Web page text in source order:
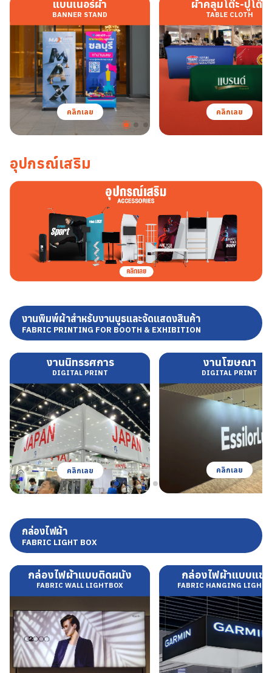
แบนเนอร์ผ้า
BANNER STAND
คลิกเลย
ผ้าคลุมโต๊ะ-ปูโต๊ะ
TABLE CLOTH
คลิกเลย
อุปกรณ์เสริม
งานพิมพ์ผ้าสำหรับงานบูธและจัดแสดงสินค้า
FABRIC PRINTING FOR BOOTH & EXHIBITION
งานนิทรรศการ
DIGITAL PRINT
คลิกเลย
งานโฆษณา
DIGITAL PRINT
คลิกเลย
กล่องไฟผ้า
FABRIC LIGHT BOX
กล่องไฟผ้าแบบติดผนัง
FABRIC WALL LIGHTBOX
กล่องไฟผ้าแบบแข
FABRIC HANGING